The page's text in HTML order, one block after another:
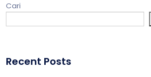
Cari
Recent Posts